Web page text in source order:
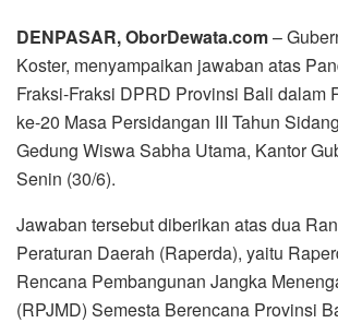
DENPASAR, OborDewata.com–
Koster, menyampaikan jawaban atas
Fraksi-Fraksi DPRD Provinsi Bali dalam
ke-20 Masa Persidangan III Tahun
Gedung Wiswa Sabha Utama, Kantor
Senin (30/6).
Jawaban tersebut diberikan atas dua
Peraturan Daerah (Raperda), yaitu
Rencana Pembangunan Jangka
(RPJMD) Semesta Berencana Provinsi